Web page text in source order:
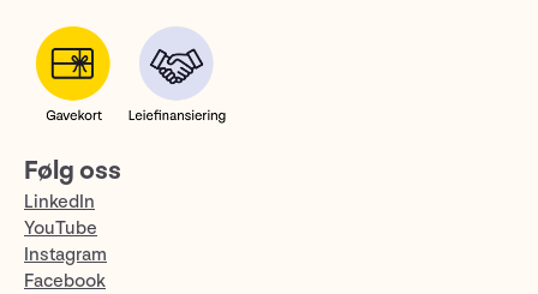
Følg oss
LinkedIn
YouTube
Instagram
Facebook